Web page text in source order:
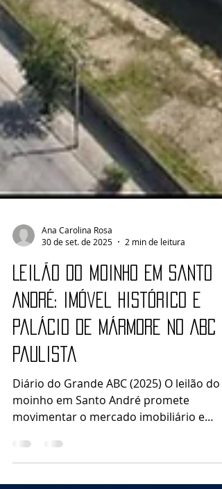
Ana Carolina Rosa
30 de set. de 2025
2 min de leitura
Leilão do Moinho em Santo
André: imóvel histórico e
palácio de mármore no ABC
paulista
Diário do Grande ABC (2025) O leilão do
moinho em Santo André promete